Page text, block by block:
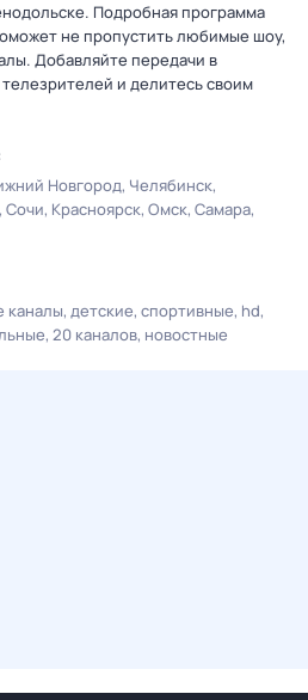
Подробная программа
не пропустить любимые шоу,
Добавляйте передачи в
и делитесь своим
Новгород Челябинск
Сочи Красноярск Омск Самара
каналы детские спортивные hd
20 каналов новостные